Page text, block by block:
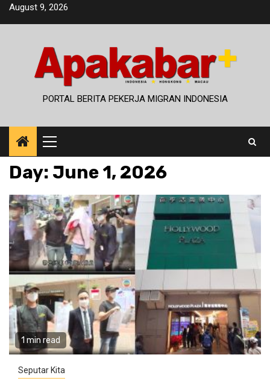
SkipAugust 9, 2026
PORTAL BERITA PEKERJA MIGRAN INDONESIA
Primary
Menu
Day: June 1, 2026
1 min read
Seputar Kita